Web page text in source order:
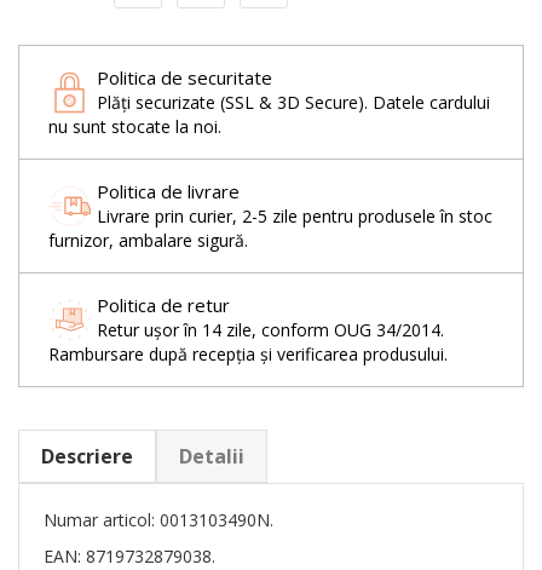
Politica de securitate
Plăți securizate (SSL & 3D Secure). Datele cardului
nu sunt stocate la noi.
Politica de livrare
Livrare prin curier, 2-5 zile pentru produsele în stoc
furnizor, ambalare sigură.
Politica de retur
Retur ușor în 14 zile, conform OUG 34/2014.
Rambursare după recepția și verificarea produsului.
Descriere Detalii
Numar articol: 0013103490N.
EAN: 8719732879038.